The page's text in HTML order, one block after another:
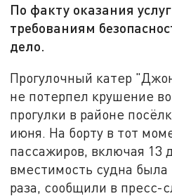
По факту оказания
требованиям
дело.
Прогулочный катер
не потерпел крушение
прогулки в районе
июня. На борту в тот
пассажиров, включая 13
вместимость судна
раза, сообщили в пресс-